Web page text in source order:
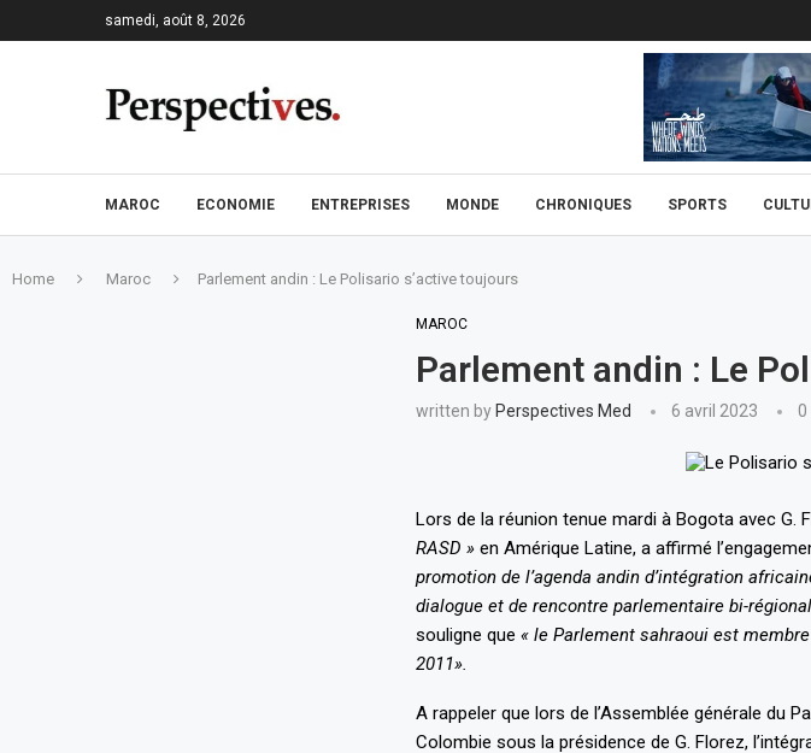
samedi, août 8, 2026
MAROC ECONOMIE ENTREPRISES MONDE CHRONIQUES SPORTS
Home Maroc Parlement andin : Le Polisario s’active toujours
MAROC
Parlement andin : Le
written by Perspectives Med 6 avril 2023 0
Lors de la réunion tenue mardi à Bogota avec G.
RASD »en Amérique Latine, a affirmé
promotion de l’agenda andin d’intégration
dialogue et de rencontre parlementaire bi-
souligne que « le Parlement sahraoui est
2011».
A rappeler que lors de l’Assemblée générale du
Colombie sous la présidence de G. Florez,